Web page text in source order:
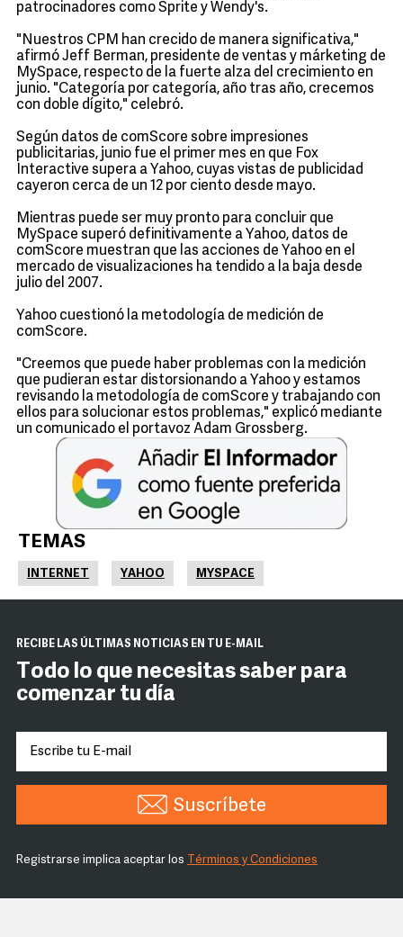
patrocinadores como Sprite y Wendy's.
"Nuestros CPM han crecido de manera significativa,"
afirmó Jeff Berman, presidente de ventas y márketing de
MySpace, respecto de la fuerte alza del crecimiento en
junio. "Categoría por categoría, año tras año, crecemos
con doble dígito," celebró.
Según datos de comScore sobre impresiones
publicitarias, junio fue el primer mes en que Fox
Interactive supera a Yahoo, cuyas vistas de publicidad
cayeron cerca de un 12 por ciento desde mayo.
Mientras puede ser muy pronto para concluir que
MySpace superó definitivamente a Yahoo, datos de
comScore muestran que las acciones de Yahoo en el
mercado de visualizaciones ha tendido a la baja desde
julio del 2007.
Yahoo cuestionó la metodología de medición de
comScore.
"Creemos que puede haber problemas con la medición
que pudieran estar distorsionando a Yahoo y estamos
revisando la metodología de comScore y trabajando con
ellos para solucionar estos problemas," explicó mediante
un comunicado el portavoz Adam Grossberg.
TEMAS
INTERNET YAHOO MYSPACE
RECIBE LAS ÚLTIMAS NOTICIAS EN TU E-MAIL
Todo lo que necesitas saber para
comenzar tu día
Suscríbete
Registrarse implica aceptar los Términos y Condiciones